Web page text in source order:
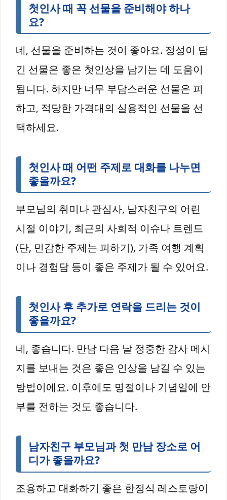
첫인사 때 꼭 선물을 준비해야 하나
요?
네, 선물을 준비하는 것이 좋아요. 정성이 담
긴 선물은 좋은 첫인상을 남기는 데 도움이
됩니다. 하지만 너무 부담스러운 선물은 피
하고, 적당한 가격대의 실용적인 선물을 선
택하세요.
첫인사 때 어떤 주제로 대화를 나누면
좋을까요?
부모님의 취미나 관심사, 남자친구의 어린
시절 이야기, 최근의 사회적 이슈나 트렌드
(단, 민감한 주제는 피하기), 가족 여행 계획
이나 경험담 등이 좋은 주제가 될 수 있어요.
첫인사 후 추가로 연락을 드리는 것이
좋을까요?
네, 좋습니다. 만남 다음 날 정중한 감사 메시
지를 보내는 것은 좋은 인상을 남길 수 있는
방법이에요. 이후에도 명절이나 기념일에 안
부를 전하는 것도 좋습니다.
남자친구 부모님과 첫 만남 장소로 어
디가 좋을까요?
조용하고 대화하기 좋은 한정식 레스토랑이